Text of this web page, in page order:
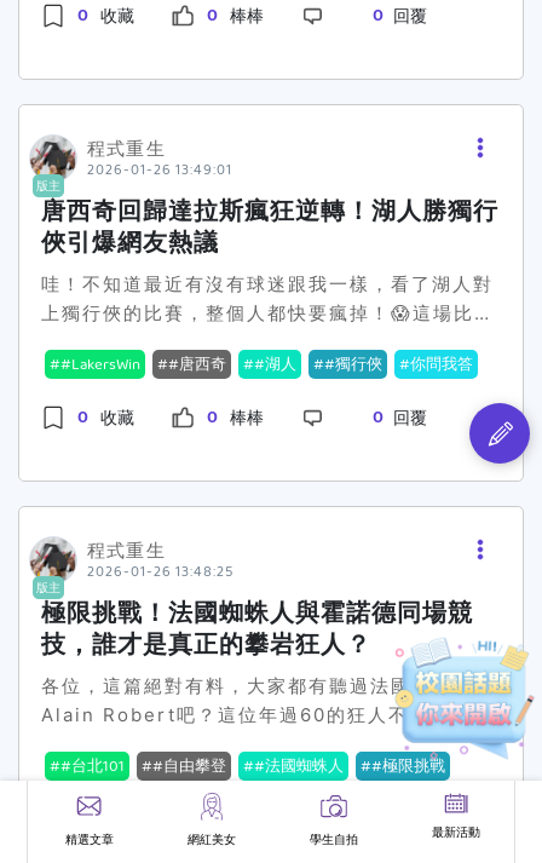
___（數字名次產出）。」 「我目前進度在___，
完成作品集、競賽投稿、服務時數、成果發
表）。」 ​最常踩雷的 5 件事（避開就贏） 寫太
長、沒重點（評審看不到亮點） 只有形容詞沒有證
據（熱忱努力責任感…都要用成果證明） 跟獎項宗
很空（寫「提升自我」不行，要寫「買什麼做什麼
產出什麼」） 讀書計畫沒時間表（沒有里程碑=很
難相信會完成） 寫完後，請自己朗讀一遍，如果
你讀起來覺得很無聊、沒重點，那評審也是！
到的狀況：寫得很感人，但沒有證據；或寫很多經
項說人話」的四段式 我符合什麼條件（直接對到獎
項要的人） 我做過什麼（用證據講：數字、成果、
作品、排名） 我接下來要做什麼（具體計畫＋時間
表） 這筆錢會帶來什麼改變（例如減少打工、完成
研究實習專題） ✅ 你每一段都要問自己一句：
「如果我把名字塗掉，評審還看得出這是『有做事
的人』嗎？」痛點7：明明符合資格卻被刷掉（你
沒看到那條排除條款）你會遇到的狀況：「有不及
格」、「受懲處」、「不能重複領同類型」這種，
條款檢查把公告的「不得申請不得受獎」那段拿出
來，逐條勾： 本學期是否有不及格？ 是否有懲處
紀錄？ 是否已領同類型補助獎學金（規定不能重
關鍵，會救你一整次申請。痛點8：校外獎學金太
個都想投，結果每個都做一半，命中率超低。最有
效解法：用「命中率三指標」挑案子 硬條件符合
≥ 90%（科系年級GPA身分） 你有對應證據（作
品、研究、服務、競賽） 7 天內做得完（推薦信、
計畫書不會來不及） ✅ 先挑 3–5 個最有把握的
「做深做完整」，勝率真的高很多。痛點9：送出
後沒消息，不知道到底有沒有成功你會遇到的狀
況：線上填完沒回信、紙本寄出怕遺失，焦慮直接
拉滿。最有效解法：建立「送件證據鏈」 線上：截
圖「送出成功」＋保存確認信 Email：寄出後保留
寄件備份 紙本：掛號收據＋物流查詢截圖 👉 然後
陸續公告 需留意校內生輔組官網 原民會獎助學金
事務處（生輔組）」網頁，通常那裡會有最完整的
「校外獎學金一覽表」，可以幫你省下不少搜尋時
間喔！
請。弱勢助學：想減輕學費生活壓力的同學先看這
成四塊：助學金、生活助學金、緊急紓困助學金、
大、想要學費少一點、生活費有支持的人 或者家裡
最近突然出狀況，需要短期救急的人 ✅ 你可以申
請什麼？ 助學金：比較像「幫你扣抵學費」那種
（多半看家庭所得、利息、不動產門檻）。 生活助
學金：很多學校會搭配校內工讀服務學習。 緊急紓
困：家裡突然重大變故（失業、重大醫療、事故
等），這種通常可以走「個案」很快處理。 住宿優
惠：住宿費減免或優惠（依學校宿舍規定）。 ✅
現在這時間點要注意什麼？ 助學金很多學校會是一
學年一次（常在上學期受理），所以如果你上學期
沒申請，可能要等下一輪；但各校不同，還是以你
學校學務處生輔組網頁找「弱勢助學」公告（看收
件時間＆窗口）。 文件先準備起來：成績單、在學
證明、戶籍身分文件、財稅資料（依公告）。 真的
很急（家裡突然出事）：不要等公告，直接找承辦
老師問「緊急紓困」怎麼走。 清寒＋成績不錯的同
學：留意「勵學獎學金」（這個可能不用你申請）
教育部有試辦「清寒且成績優秀」的 勵學獎學金，
特色是：很多情況是學校造冊、主動通知，同學不
一定需要自己去填申請。新聞資訊裡提到過，金額
大概是每月 8,000 或 10,000 元（細節仍以各校
實際執行公告為主）。✅ 你現在可以做什麼？ 如
0 收藏 0 棒棒 0 回覆
版主
程式重生
2026-01-26 13:49:01
唐西奇回歸達拉斯瘋狂逆轉！湖人勝獨行
俠引爆網友熱議
哇！不知道最近有沒有球迷跟我一樣，看了湖人對
上獨行俠的比賽，整個人都快要瘋掉！😱這場比賽
唐西奇的表現，真的被他圈粉。🌟小回顧一下比賽
狀況：唐西奇重返達拉斯，卻是以湖人球員的身
份。從前任愛家變成現在的對手，這真是非常戲劇
性的一個情景。他在這場比賽中砍下33分、8籃
板、11助攻，讓人不得不佩服他的實力。最讓人震
最終以116比110打敗獨行俠。其實早在唐西奇被
交易到湖人那會兒，就有不少球迷忿忿不平，認為
獨行俠捨去這樣的天才選手實在是有點蠢。但看看
這場比賽，或許獨行俠真的在考慮到球隊未來的重
新組成。無論如何，唐西奇在湖人的表現確實令人
眼前一亮，這場比賽的結果也再次證明，不是只有
抽到好牌才能贏，逆轉才是真正的精彩。網友的反
應也是熱烈到不行，有人希望唐西奇之後能帶著湖
人越來越好，畢竟湖人粉也是不少；但也有人覺得
獨行俠失去了一個潛在的MVP，實在有點吃相難
看。🔥那麼問題來了，你覺得這次唐西奇的逆轉
#LakersWin #唐西奇 #湖人 #獨行俠 你問我答
0 收藏 0 棒棒 0 回覆
版主
程式重生
2026-01-26 13:48:25
極限挑戰！法國蜘蛛人與霍諾德同場競
技，誰才是真正的攀岩狂人？
各位，這篇絕對有料，大家都有聽過法國蜘蛛人
Alain Robert吧？這位年過60的狂人不久前才再
度征服世界第一高塔台北101！而就在同一場地，
超級大咖Alex Honnold也來挑戰了，一樣徒手，
超派！Alain Robert，這位傳奇的法國蜘蛛人，
幾乎全世界的摩天大樓都被他翻過。不誇張，這位
#台北101 #自由攀登 #法國蜘蛛人
#極限挑戰
#攀岩狂人
你問我答
0
精選文章 網紅美女 學生自拍 最新活動